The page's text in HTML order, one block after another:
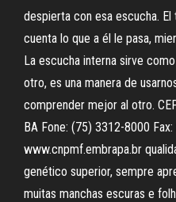
despierta con esa escucha.
cuenta lo que a él le pasa,
La escucha interna sirve
otro, es una manera de
comprender mejor al otro.
BA Fone: (75) 3312-8000
www.cnpmf.embrapa.br
genético superior, sempre
muitas manchas escuras e